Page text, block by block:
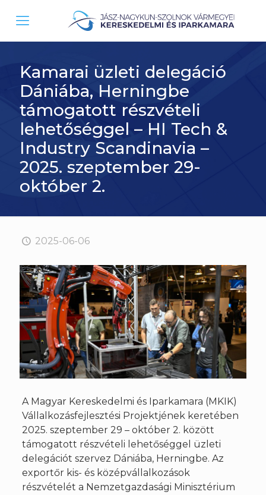
Kamarai üzleti delegáció
Dániába, Herningbe
támogatott részvételi
lehetőséggel – HI Tech &
Industry Scandinavia –
2025. szeptember 29-
október 2.
2025-06-06
A Magyar Kereskedelmi és Iparkamara (MKIK)
Vállalkozásfejlesztési Projektjének keretében
2025. szeptember 29 – október 2. között
támogatott részvételi lehetőséggel üzleti
delegációt szervez Dániába, Herningbe. Az
exportőr kis- és középvállalkozások
részvételét a Nemzetgazdasági Minisztérium